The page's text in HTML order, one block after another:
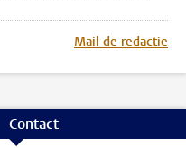
Mail de redactie
Contact